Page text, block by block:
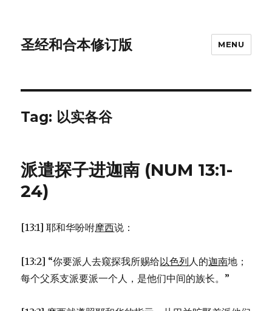
圣经和合本修订版 MENU
Tag: 以实各谷
派遣探子进迦南 (NUM 13:1-
24)
[13:1] 耶和华吩咐摩西说：
[13:2] “你要派人去窥探我所赐给以色列人的迦南地；
每个父系支派要派一个人，是他们中间的族长。”